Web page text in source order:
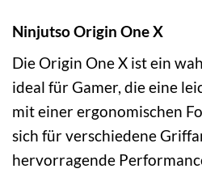
Ninjutso Origin One X
Die Origin One X ist ein
ideal für Gamer, die eine
mit einer ergonomischen
sich für verschiedene
hervorragende